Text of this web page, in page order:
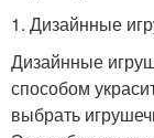
1. Дизайнные
Дизайнные
способом
выбрать